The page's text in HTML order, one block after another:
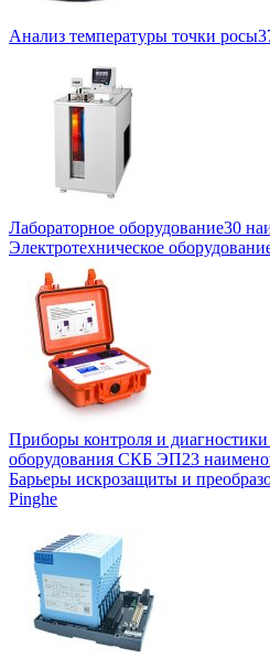
Анализ температуры точки росы
Лабораторное оборудование30
Электротехническое
Приборы контроля и диагностики
оборудования СКБ ЭП23
Барьеры искрозащиты и
Pinghe